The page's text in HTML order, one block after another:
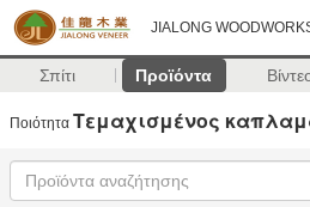
JIALONG
Σπίτι Προϊόντα
Ποιότητα Τεμαχισμένος